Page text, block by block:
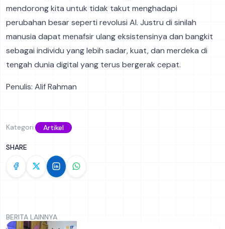
mendorong kita untuk tidak takut menghadapi
perubahan besar seperti revolusi AI. Justru di sinilah
manusia dapat menafsir ulang eksistensinya dan bangkit
sebagai individu yang lebih sadar, kuat, dan merdeka di
tengah dunia digital yang terus bergerak cepat.
Penulis: Alif Rahman
Kategori: Artikel
SHARE
BERITA LAINNYA